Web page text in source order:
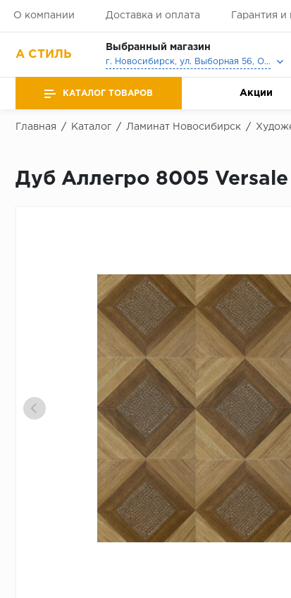
О компании Доставка и оплата Гарантия и
А СТИЛЬ
Выбранный магазин
г. Новосибирск, ул. Выборная 56, Офис, Выставочный зал
КАТАЛОГ ТОВАРОВ Акции
Главная / Каталог / Ламинат Новосибирск /
Дуб Аллегро 8005